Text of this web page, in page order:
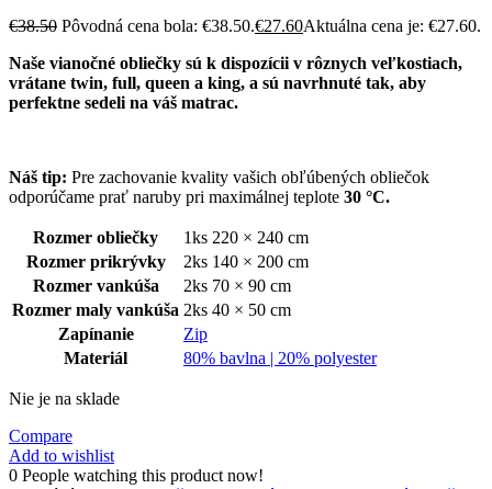
€38.50 Pôvodná cena bola: €38.50.€27.60Aktuálna cena je: €27.60.
Naše vianočné obliečky sú k dispozícii v rôznych veľkostiach,
vrátane twin, full, queen a king, a sú navrhnuté tak, aby
perfektne sedeli na váš matrac.
Náš tip: Pre zachovanie kvality vašich obľúbených obliečok
odporúčame prať naruby pri maximálnej teplote 30 °C.
Rozmer obliečky
1ks 220 × 240 cm
Rozmer prikrývky
2ks 140 × 200 cm
Rozmer vankúša
2ks 70 × 90 cm
Rozmer maly vankúša 2ks 40 × 50 cm
Zapínanie
Zip
Materiál
80% bavlna | 20% polyester
Nie je na sklade
Compare
Add to wishlist
0 People watching this product now!